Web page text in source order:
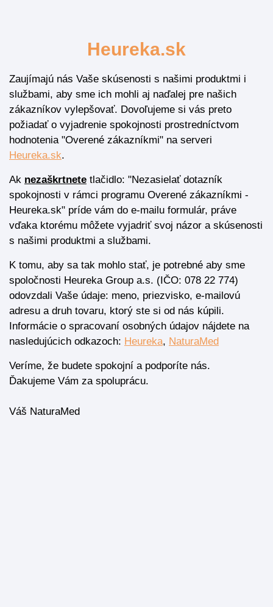
Heureka.sk
Zaujímajú nás Vaše skúsenosti s našimi produktmi i
službami, aby sme ich mohli aj naďalej pre našich
zákazníkov vylepšovať. Dovoľujeme si vás preto
požiadať o vyjadrenie spokojnosti prostredníctvom
hodnotenia "Overené zákazníkmi" na serveri
Heureka.sk.
Ak nezaškrtnete tlačidlo: "Nezasielať dotazník
spokojnosti v rámci programu Overené zákazníkmi -
Heureka.sk" príde vám do e-mailu formulár, práve
vďaka ktorému môžete vyjadriť svoj názor a skúsenosti
s našimi produktmi a službami.
K tomu, aby sa tak mohlo stať, je potrebné aby sme
spoločnosti Heureka Group a.s. (IČO: 078 22 774)
odovzdali Vaše údaje: meno, priezvisko, e-mailovú
adresu a druh tovaru, ktorý ste si od nás kúpili.
Informácie o spracovaní osobných údajov nájdete na
nasledujúcich odkazoch: Heureka, NaturaMed
Veríme, že budete spokojní a podporíte nás.
Ďakujeme Vám za spoluprácu.
Váš NaturaMed